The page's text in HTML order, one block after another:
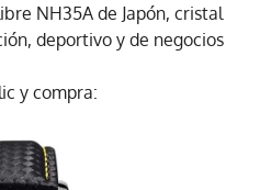
NH35A de Japón, cristal
deportivo y de negocios
y compra: